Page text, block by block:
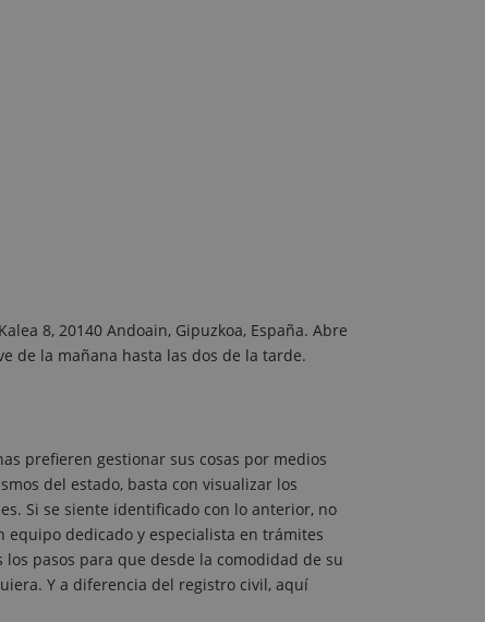
8, 20140 Andoain, Gipuzkoa, España. Abre
de la mañana hasta las dos de la tarde.
prefieren gestionar sus cosas por medios
del estado, basta con visualizar los
Si se siente identificado con lo anterior, no
equipo dedicado y especialista en trámites
pasos para que desde la comodidad de su
Y a diferencia del registro civil, aquí